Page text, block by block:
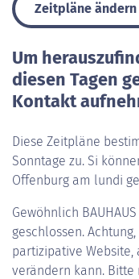
Zeitpläne ändern
Um
diesen Tagen
Kontakt
Diese Zeitpläne
Sonntage zu. Si
Offenburg am lundi
Gewöhnlich
geschlossen.
partizipative
verändern kann. Bitte